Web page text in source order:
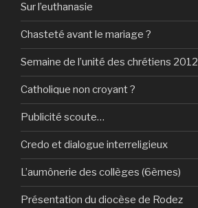
Sur l’euthanasie
Chasteté avant le mariage ?
Semaine de l’unité des chrétiens 2012
Catholique non croyant ?
Publicité scoute…
Credo et dialogue interreligieux
L’aumônerie des collèges (6èmes)
Présentation du diocèse de Rodez